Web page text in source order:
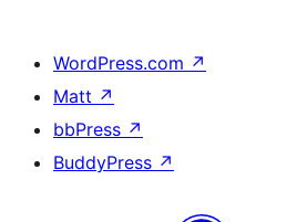
WordPress.com ↗
Matt ↗
bbPress ↗
BuddyPress ↗